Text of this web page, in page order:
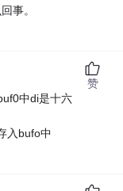
事。
中di是十六
入bufo中
赞